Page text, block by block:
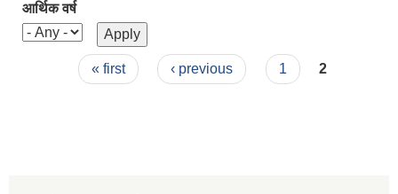
आर्थिक वर्ष
Pages« first ‹ previous 1 2